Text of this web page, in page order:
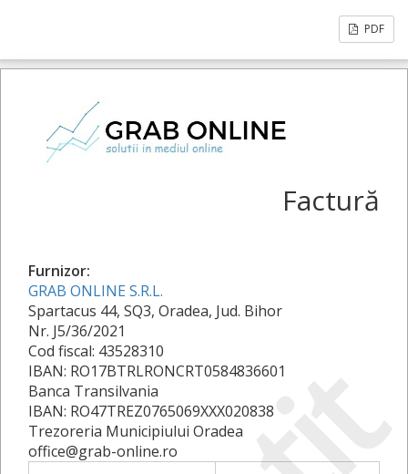
PDF
Factură
Furnizor:
GRAB ONLINE S.R.L.
Spartacus 44, SQ3, Oradea, Jud. Bihor
Nr. J5/36/2021
Cod fiscal: 43528310
IBAN: RO17BTRLRONCRT0584836601
Banca Transilvania
IBAN: RO47TREZ0765069XXX020838
Trezoreria Municipiului Oradea
office@grab-online.ro